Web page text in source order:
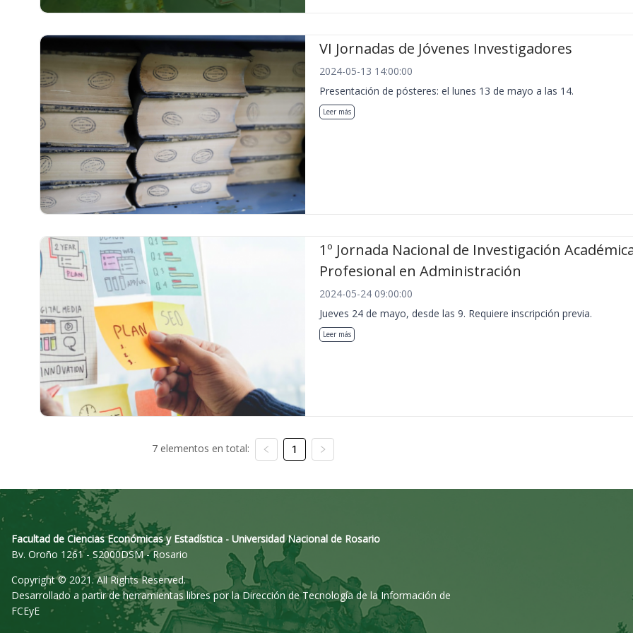
VI Jornadas de Jóvenes Investigadores
2024-05-13 14:00:00
Presentación de pósteres: el lunes 13 de mayo a las 14.
Leer más
1º Jornada Nacional de Investigación
Profesional en Administración
2024-05-24 09:00:00
Jueves 24 de mayo, desde las 9. Requiere inscripción previa.
Leer más
7 elementos en total: 1
Facultad de Ciencias Económicas y Estadística - Universidad Nacional de Rosario
Bv. Oroño 1261 - S2000DSM - Rosario
Copyright © 2021. All Rights Reserved.
Desarrollado a partir de herramientas libres por la Dirección de Tecnología de la Información de
FCEyE